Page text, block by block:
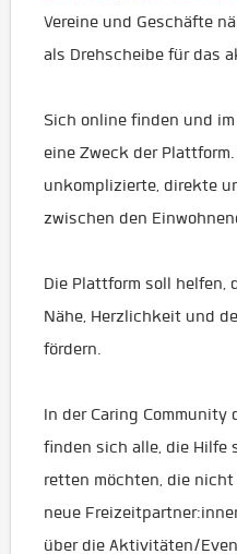
Vereine und Geschäfte
als Drehscheibe für das
Sich online finden und
eine Zweck der
unkomplizierte, direkte
zwischen den
Die Plattform soll helfen,
Nähe, Herzlichkeit und
fördern.
In der Caring Community
finden sich alle, die Hilfe
retten möchten, die
neue
über die Aktivitäten/